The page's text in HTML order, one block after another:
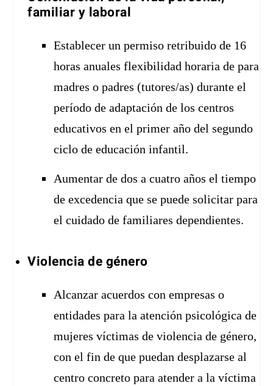
familiar y laboral
Establecer un permiso retribuido de 16
horas anuales flexibilidad horaria de para
madres o padres (tutores/as) durante el
período de adaptación de los centros
educativos en el primer año del segundo
ciclo de educación infantil.
Aumentar de dos a cuatro años el tiempo
de excedencia que se puede solicitar para
el cuidado de familiares dependientes.
Violencia de género
Alcanzar acuerdos con empresas o
entidades para la atención psicológica de
mujeres víctimas de violencia de género,
con el fin de que puedan desplazarse al
centro concreto para atender a la víctima